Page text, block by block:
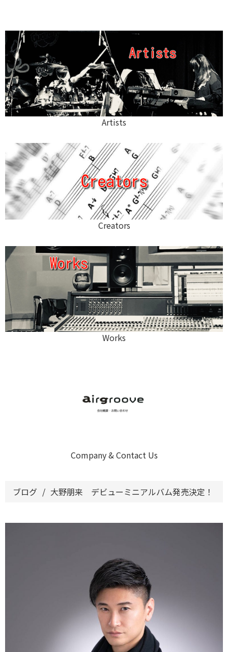
Artists
Creators
Works
Company & Contact Us
ブログ / 大野朋来 デビューミニアルバム発売決定！